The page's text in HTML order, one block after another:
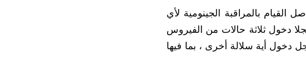
القيام بالمراقبة الجينومية لأي
دخول ثلاثة حالات من الفيروس
دخول أية سلالة أخرى ، بما فيها